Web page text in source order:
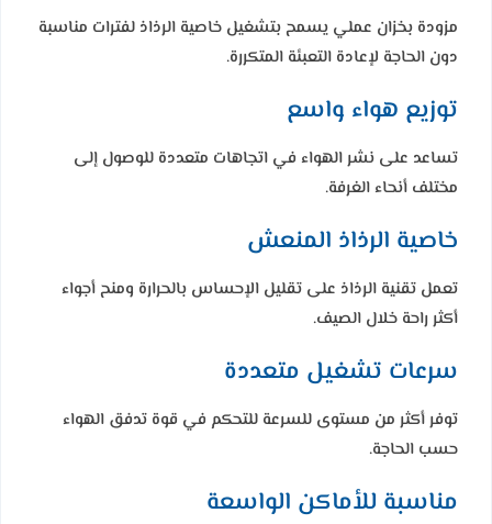
مزودة بخزان عملي يسمح بتشغيل خاصية الرذاذ لفترات مناسبة
دون الحاجة لإعادة التعبئة المتكررة.
توزيع هواء واسع
تساعد على نشر الهواء في اتجاهات متعددة للوصول إلى
مختلف أنحاء الغرفة.
خاصية الرذاذ المنعش
تعمل تقنية الرذاذ على تقليل الإحساس بالحرارة ومنح أجواء
أكثر راحة خلال الصيف.
سرعات تشغيل متعددة
توفر أكثر من مستوى للسرعة للتحكم في قوة تدفق الهواء
حسب الحاجة.
مناسبة للأماكن الواسعة